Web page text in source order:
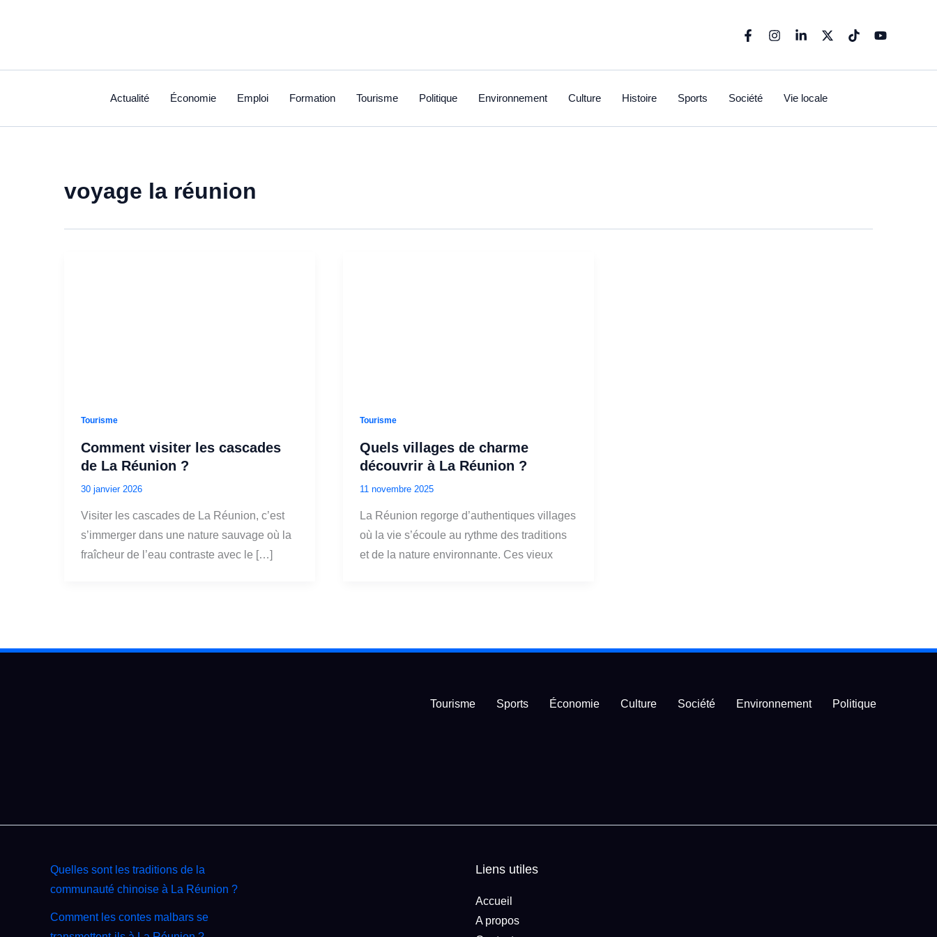
Actualité Économie Emploi Formation Tourisme Politique Environnement Culture Histoire Sports Société Vie locale
voyage la réunion
Tourisme
Comment visiter les cascades
de La Réunion ?
30 janvier 2026
Visiter les cascades de La Réunion, c’est
s’immerger dans une nature sauvage où la
fraîcheur de l’eau contraste avec le […]
Tourisme
Quels villages de charme
découvrir à La Réunion ?
11 novembre 2025
La Réunion regorge d’authentiques villages
où la vie s’écoule au rythme des traditions
et de la nature environnante. Ces vieux
Tourisme Sports Économie Culture Société Environnement Politique
Quelles sont les traditions de la
communauté chinoise à La Réunion ?
Comment les contes malbars se
Liens utiles
Accueil
A propos